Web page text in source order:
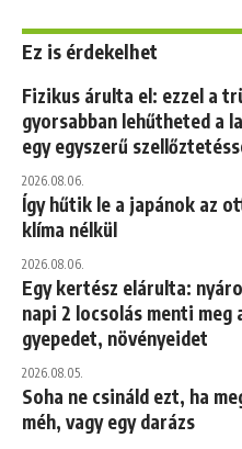
Ez is érdekelhet
Fizikus árulta el: ezzel a
gyorsabban lehűtheted a
egy egyszerű
2026.08.06.
Így hűtik le a japánok az
klíma nélkül
2026.08.06.
Egy kertész elárulta:
napi 2 locsolás menti meg
gyepedet, növényeidet
2026.08.05.
Soha ne csináld ezt, ha
méh, vagy egy darázs